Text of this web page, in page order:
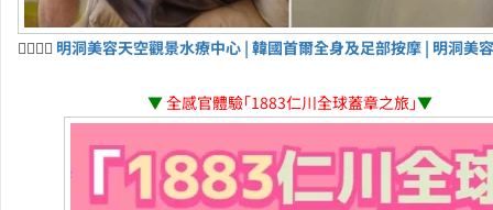
💆‍♀️💆‍♂️ 明洞美容天空觀景水療中心 | 韓國首爾全身及足部按摩 | 明洞美
▼全感官體驗「1883仁川全球蓋章之旅」▼